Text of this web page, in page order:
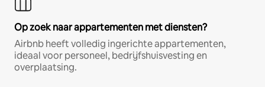
Op zoek naar appartementen met diensten?
Airbnb heeft volledig ingerichte appartementen,
ideaal voor personeel, bedrijfshuisvesting en
overplaatsing.